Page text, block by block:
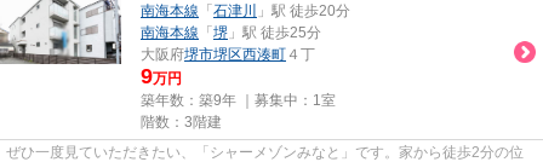
南海本線 「 石津川
」駅 徒歩20分
南海本線 「 堺 」駅 徒歩25分
大阪府堺市堺区西湊町 ４丁
9万円
築年数：築9年 ｜募集中： 1室
階数：3階建
ぜひ一度見ていただきたい、「シャーメゾンみなと」です。家から徒歩2分の位